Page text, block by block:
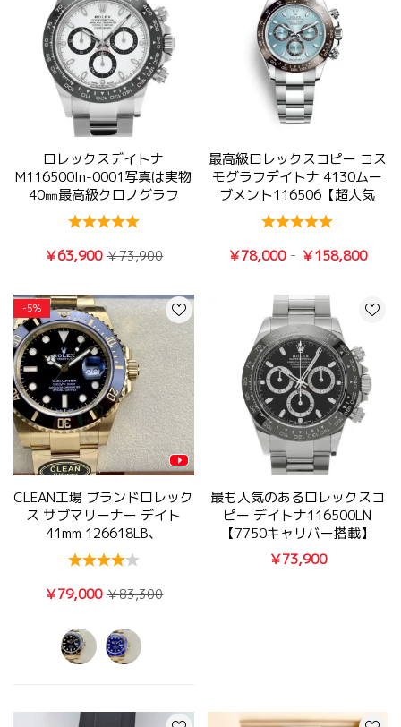
ロレックスデイトナ
M116500ln-0001写真は実物
40㎜最高級クロノグラフ
7750時計
￥63,900 ￥73,900
最高級ロレックスコピー コス
モグラフデイトナ 4130ムー
ブメント116506【超人気
NO.1】
￥78,000- ￥158,800
-5%
CLEAN工場 ブランドロレック
ス サブマリーナー デイト
41mm 126618LB、
126618LN
￥79,000 ￥83,300
最も人気のあるロレックスコ
ピー デイトナ116500LN
【7750キャリバー搭載】
￥73,900